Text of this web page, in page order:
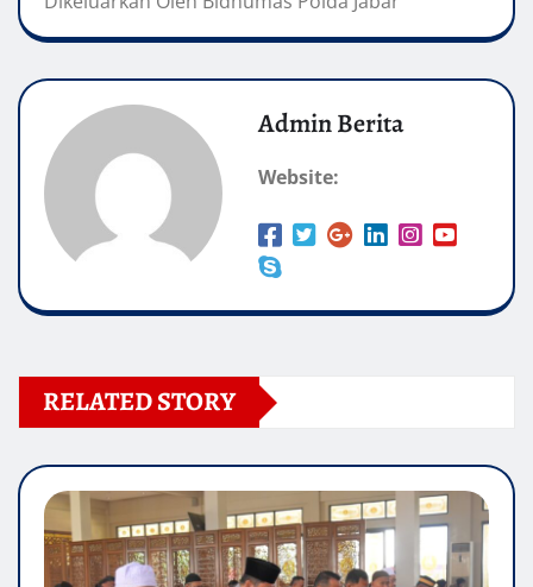
Admin Berita
Website:
RELATED STORY